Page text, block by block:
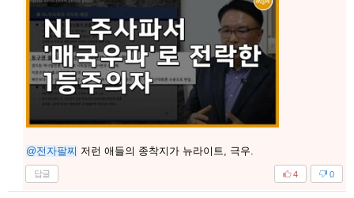
@전자팔찌 저런 애들의 종착지가 뉴라이트, 극우.
답글 0
4